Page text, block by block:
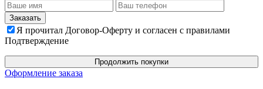
Я прочитал Договор-Оферту и согласен с правилами
Подтверждение
Продолжить покупки
Оформление заказа